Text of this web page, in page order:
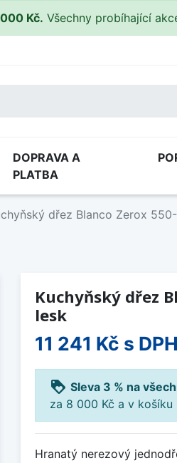
Kč. Všechny probíhající
DOPRAVA A
PLATBA
dřez Blanco Zerox
Kuchyňský dřez
lesk
11 241 Kč s DPH
loyalty Sleva 3 % na
za 8 000 Kč a v
Hranatý nerezový